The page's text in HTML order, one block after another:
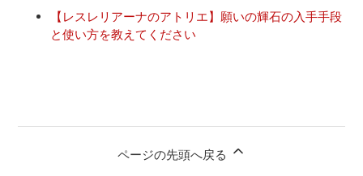
【レスレリアーナのアトリエ】願いの輝石の入手手段
と使い方を教えてください
ページの先頭へ戻る